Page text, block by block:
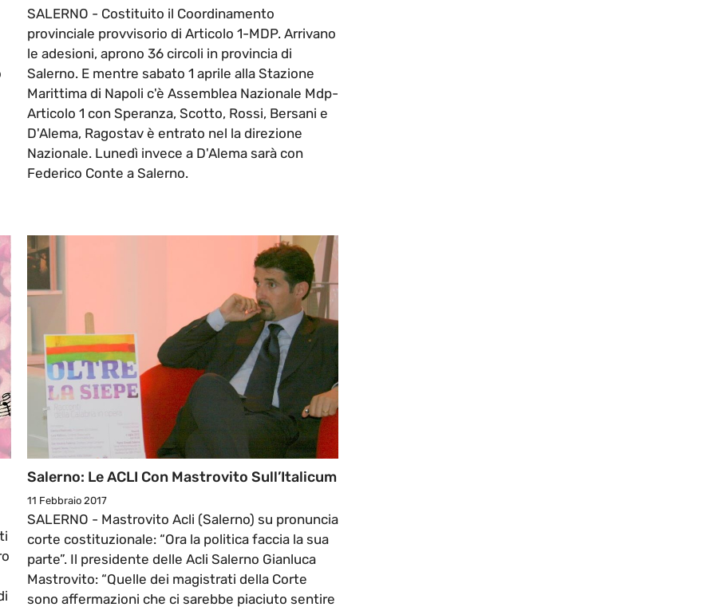
SALERNO - Costituito il Coordinamento
provinciale provvisorio di Articolo 1-MDP. Arrivano
le adesioni, aprono 36 circoli in provincia di
Salerno. E mentre sabato 1 aprile alla Stazione
Marittima di Napoli c'è Assemblea Nazionale Mdp-
Articolo 1 con Speranza, Scotto, Rossi, Bersani e
D'Alema, Ragostav è entrato nel la direzione
Nazionale. Lunedì invece a D'Alema sarà con
Federico Conte a Salerno.
Salerno: Le ACLI Con Mastrovito Sull’Italicum
11 Febbraio 2017
SALERNO - Mastrovito Acli (Salerno) su pronuncia
corte costituzionale: “Ora la politica faccia la sua
parte”. Il presidente delle Acli Salerno Gianluca
Mastrovito: “Quelle dei magistrati della Corte
sono affermazioni che ci sarebbe piaciuto sentire